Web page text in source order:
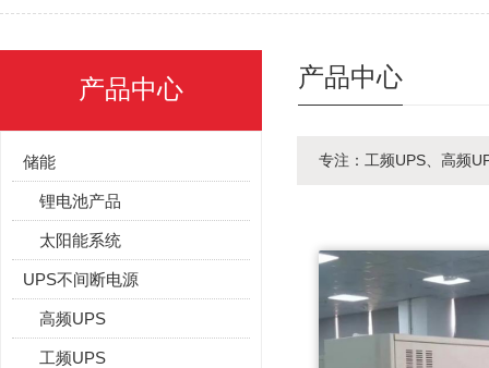
产品中心 产品中心
储能
锂电池产品
太阳能系统
UPS不间断电源
高频UPS
工频UPS
专注：工频UPS、高频